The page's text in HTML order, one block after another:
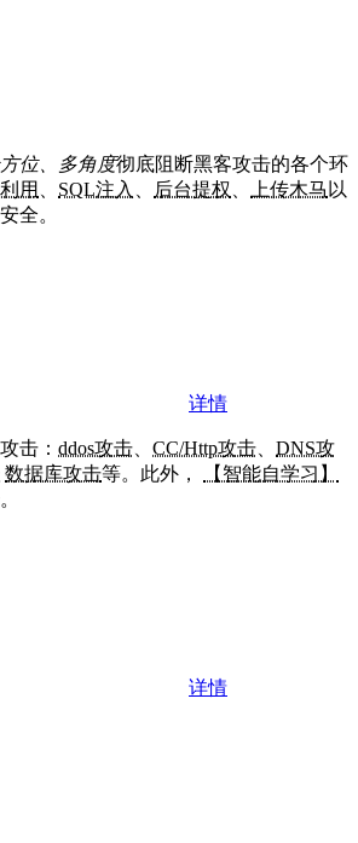
位、多角度彻底阻断黑客攻击的各个环
用 SQL注入 后台提权 上传木马 以
全。
详情
击： ddos攻击 CC/Http攻击
DNS攻
数据库攻击等。此外，
【智能自学习】
详情